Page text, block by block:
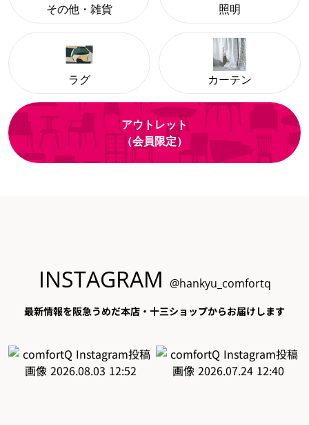
その他・雑貨 照明
ラグ カーテン
アウトレット
（会員限定）
INSTAGRAM @hankyu_comfortq
最新情報を阪急うめだ本店・十三ショップからお届けします